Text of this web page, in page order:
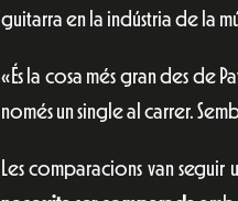
guitarra en la indústria de la
«És la cosa més gran des de
només un single al carrer.
Les comparacions van seguir